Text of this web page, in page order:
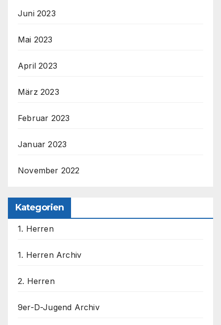
Juni 2023
Mai 2023
April 2023
März 2023
Februar 2023
Januar 2023
November 2022
Kategorien
1. Herren
1. Herren Archiv
2. Herren
9er-D-Jugend Archiv